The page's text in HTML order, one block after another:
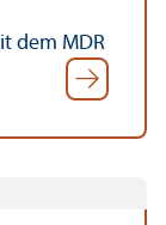
dem MDR